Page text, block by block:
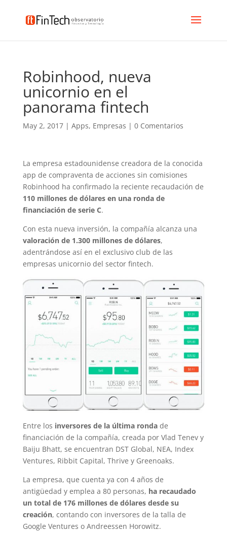
Robinhood, nueva
unicornio en el
panorama fintech
May 2, 2017| Apps, Empresas | 0 Comentarios
La empresa estadounidense creadora de la conocida
app de compraventa de acciones sin comisiones
Robinhood ha confirmado la reciente recaudación de
110 millones de dólares en una ronda de
financiación de serie C.
Con esta nueva inversión, la compañía alcanza una
valoración de 1.300 millones de dólares,
adentrándose así en el exclusivo club de las
empresas unicornio del sector fintech.
Entre los inversores de la última rondade
financiación de la compañía, creada por Vlad Tenev y
Baiju Bhatt, se encuentran DST Global, NEA, Index
Ventures, Ribbit Capital, Thrive y Greenoaks.
La empresa, que cuenta ya con 4 años de
antigüedad y emplea a 80 personas, ha recaudado
un total de 176 millones de dólares desde su
creación, contando con inversores de la talla de
Google Ventures o Andreessen Horowitz.